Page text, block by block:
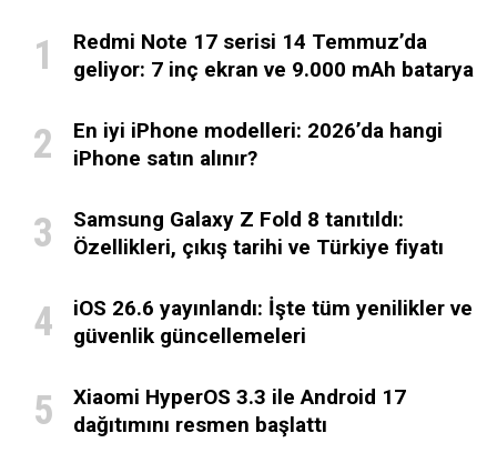
Redmi Note 17 serisi 14 Temmuz’da
geliyor: 7 inç ekran ve 9.000 mAh batarya
En iyi iPhone modelleri: 2026’da hangi
iPhone satın alınır?
Samsung Galaxy Z Fold 8 tanıtıldı:
Özellikleri, çıkış tarihi ve Türkiye fiyatı
iOS 26.6 yayınlandı: İşte tüm yenilikler ve
güvenlik güncellemeleri
Xiaomi HyperOS 3.3 ile Android 17
dağıtımını resmen başlattı